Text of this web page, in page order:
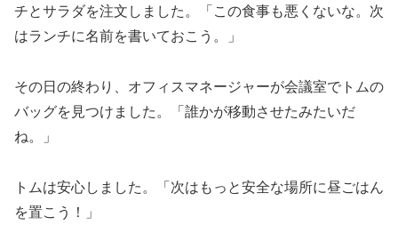
チとサラダを注文しました。「この食事も悪くないな。次
はランチに名前を書いておこう。」
その日の終わり、オフィスマネージャーが会議室でトムの
バッグを見つけました。「誰かが移動させたみたいだ
ね。」
トムは安心しました。「次はもっと安全な場所に昼ごはん
を置こう！」